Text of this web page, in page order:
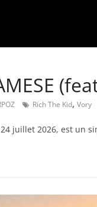
Rich The Kid, Vory
24 juillet 2026, est un